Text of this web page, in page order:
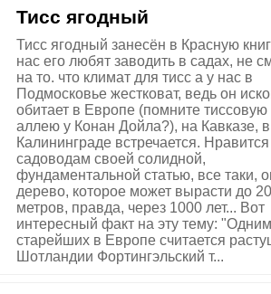
Тисс ягодный
Тисс ягодный занесён в Красную
нас его любят заводить в садах, не
на то. что климат для тисс а у нас в
Подмосковье жестковат, ведь он
обитает в Европе (помните тиссовую
аллею у Конан Дойла?), на Кавказе, в
Калининграде встречается. Нравится
садоводам своей солидной,
фундаментальной статью, все таки,
дерево, которое может вырасти до 20
метров, правда, через 1000 лет... Вот
интересный факт на эту тему:
старейших в Европе считается
Шотландии Фортингэльский т...